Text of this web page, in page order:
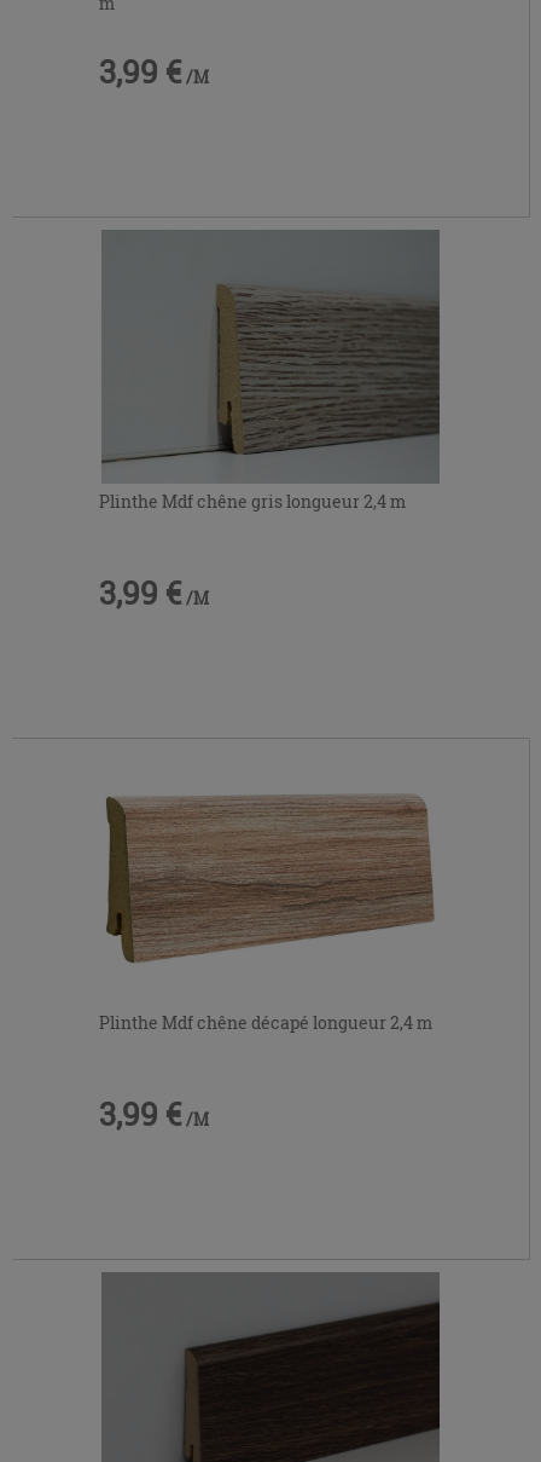
3,99 € /M
Plinthe Mdf chêne gris longueur 2,4 m
3,99 € /M
Plinthe Mdf chêne décapé longueur 2,4 m
3,99 € /M